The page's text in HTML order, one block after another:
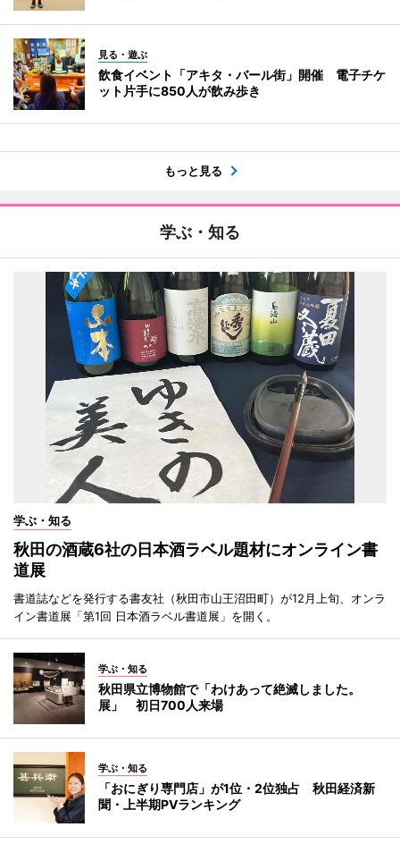
見る・遊ぶ
飲食イベント「アキタ・バール街」開催 電子チケ
ット片手に850人が飲み歩き
もっと見る
学ぶ・知る
学ぶ・知る
秋田の酒蔵6社の日本酒ラベル題材にオンライン書
道展
書道誌などを発行する書友社（秋田市山王沼田町）が12月上旬、オンラ
イン書道展「第1回 日本酒ラベル書道展」を開く。
学ぶ・知る
秋田県立博物館で「わけあって絶滅しました。
展」 初日700人来場
学ぶ・知る
「おにぎり専門店」が1位・2位独占 秋田経済新
聞・上半期PVランキング